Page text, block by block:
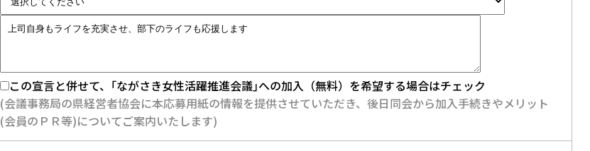
この宣言と併せて、｢ながさき女性活躍推進会議｣への加入（無料）を希望する場合はチェック
(会議事務局の県経営者協会に本応募用紙の情報を提供させていただき、後日同会から加入手続きやメリット
(会員のＰＲ等)についてご案内いたします)